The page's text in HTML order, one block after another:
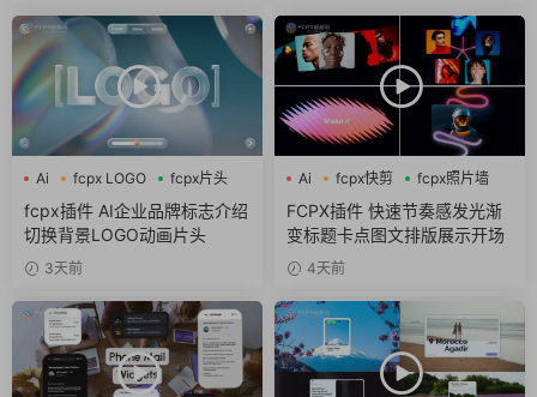
Ai fcpx LOGO fcpx片头
fcpx插件 AI企业品牌标志介绍
切换背景LOGO动画片头
3天前
Ai fcpx快剪 fcpx照片墙
FCPX插件 快速节奏感发光渐
变标题卡点图文排版展示开场
4天前